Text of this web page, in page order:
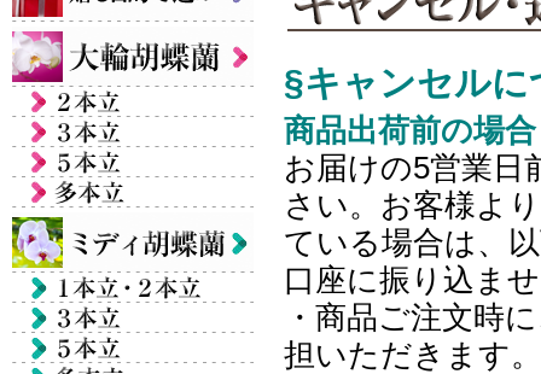
§キャンセルに
商品出荷前の場合
お届けの5営業日
さい。お客様よ
ている場合は、
口座に振り込ま
・商品ご注文時
担いただきます。